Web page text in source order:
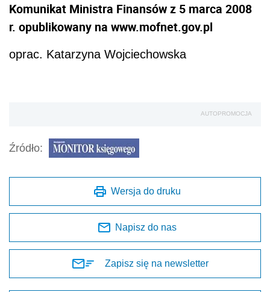
Komunikat Ministra Finansów z 5 marca 2008
r. opublikowany na www.mofnet.gov.pl
oprac. Katarzyna Wojciechowska
AUTOPROMOCJA
Źródło:
Wersja do druku
Napisz do nas
Zapisz się na newsletter